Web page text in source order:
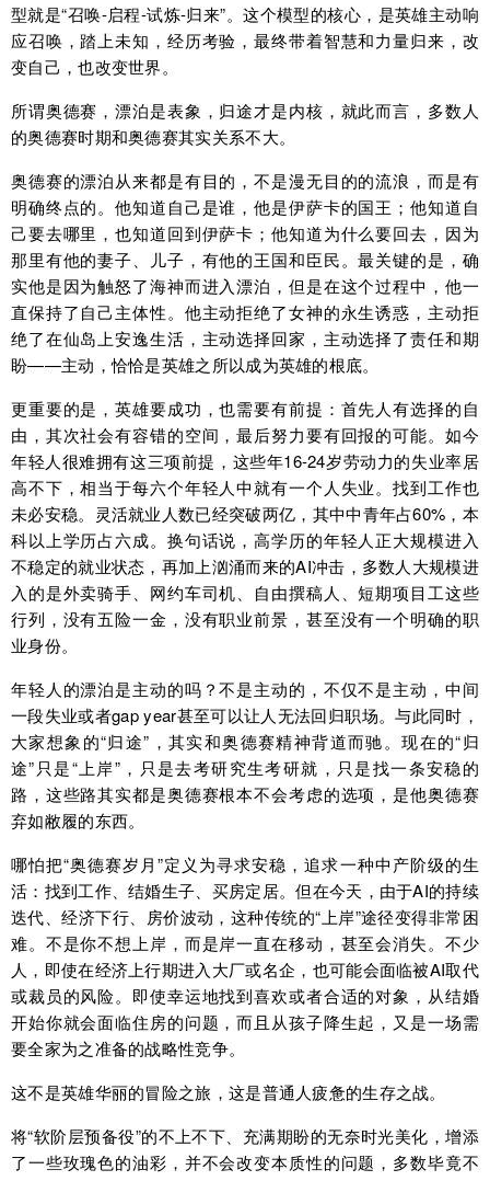
型就是“召唤-启程-试炼-归来”。这个模型的核心，是英雄主动响
应召唤，踏上未知，经历考验，最终带着智慧和力量归来，改
变自己，也改变世界。
所谓奥德赛，漂泊是表象，归途才是内核，就此而言，多数人
的奥德赛时期和奥德赛其实关系不大。
奥德赛的漂泊从来都是有目的，不是漫无目的的流浪，而是有
明确终点的。他知道自己是谁，他是伊萨卡的国王；他知道自
己要去哪里，也知道回到伊萨卡；他知道为什么要回去，因为
那里有他的妻子、儿子，有他的王国和臣民。最关键的是，确
实他是因为触怒了海神而进入漂泊，但是在这个过程中，他一
直保持了自己主体性。他主动拒绝了女神的永生诱惑，主动拒
绝了在仙岛上安逸生活，主动选择回家，主动选择了责任和期
盼——主动，恰恰是英雄之所以成为英雄的根底。
更重要的是，英雄要成功，也需要有前提：首先人有选择的自
由，其次社会有容错的空间，最后努力要有回报的可能。如今
年轻人很难拥有这三项前提，这些年16-24岁劳动力的失业率居
高不下，相当于每六个年轻人中就有一个人失业。找到工作也
未必安稳。灵活就业人数已经突破两亿，其中中青年占60%，本
科以上学历占六成。换句话说，高学历的年轻人正大规模进入
不稳定的就业状态，再加上汹涌而来的AI冲击，多数人大规模进
入的是外卖骑手、网约车司机、自由撰稿人、短期项目工这些
行列，没有五险一金，没有职业前景，甚至没有一个明确的职
业身份。
年轻人的漂泊是主动的吗？不是主动的，不仅不是主动，中间
一段失业或者gap year甚至可以让人无法回归职场。与此同时，
大家想象的“归途”，其实和奥德赛精神背道而驰。现在的“归
途”只是“上岸”，只是去考研究生考研就，只是找一条安稳的
路，这些路其实都是奥德赛根本不会考虑的选项，是他奥德赛
弃如敝履的东西。
哪怕把“奥德赛岁月”定义为寻求安稳，追求一种中产阶级的生
活：找到工作、结婚生子、买房定居。但在今天，由于AI的持续
迭代、经济下行、房价波动，这种传统的“上岸”途径变得非常困
难。不是你不想上岸，而是岸一直在移动，甚至会消失。不少
人，即使在经济上行期进入大厂或名企，也可能会面临被AI取代
或裁员的风险。即使幸运地找到喜欢或者合适的对象，从结婚
开始你就会面临住房的问题，而且从孩子降生起，又是一场需
要全家为之准备的战略性竞争。
这不是英雄华丽的冒险之旅，这是普通人疲惫的生存之战。
将“软阶层预备役”的不上不下、充满期盼的无奈时光美化，增添
了一些玫瑰色的油彩，并不会改变本质性的问题，多数毕竟不